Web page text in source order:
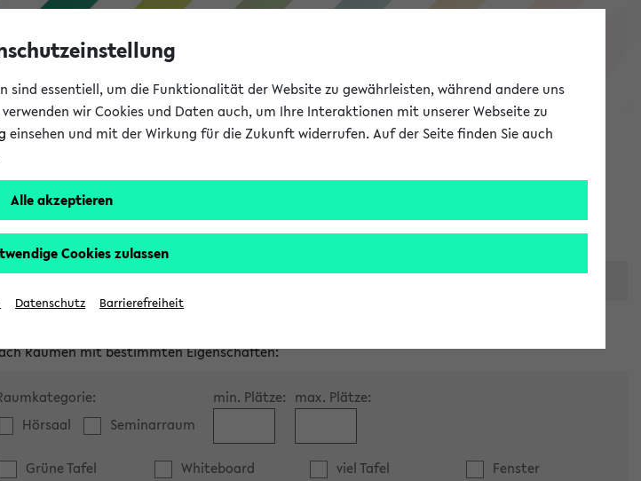
eKVV
Räumen mit bestimmten Eigenschaften:
Hörsaal
Seminarraum
min. Plätze: max. Plätze:
Grüne Tafel Whiteboard viel Tafel
Fenster
sind essentiell, um die Funktionalität der Website zu gewährleisten, während andere uns
wir Cookies und Daten auch, um Ihre Interaktionen mit unserer Webseite zu
einsehen und mit der Wirkung für die Zukunft widerrufen. Auf der Seite finden Sie auch
Alle akzeptieren
Cookies zulassen
Datenschutz Barrierefreiheit